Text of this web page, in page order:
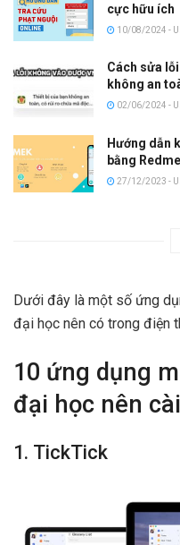
cực hữu ích
10/08/2024 -
Cách sửa
không an
02/06/2024 -
Hướng dẫn
bằng
27/12/2023 -
Dưới đây là một số ứng
đại học nên có trong điện
10 ứng dụng
đại học nên cài
1. TickTick